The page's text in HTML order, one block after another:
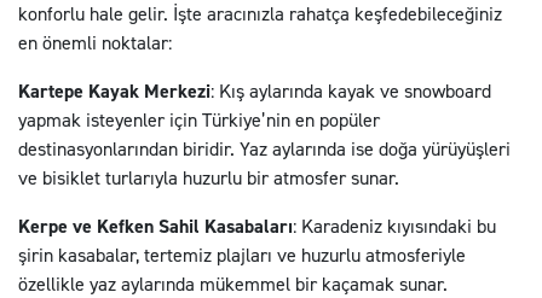
konforlu hale gelir. İşte aracınızla rahatça keşfedebileceğiniz
en önemli noktalar:
Kartepe Kayak Merkezi: Kış aylarında kayak ve snowboard
yapmak isteyenler için Türkiye’nin en popüler
destinasyonlarından biridir. Yaz aylarında ise doğa yürüyüşleri
ve bisiklet turlarıyla huzurlu bir atmosfer sunar.
Kerpe ve Kefken Sahil Kasabaları: Karadeniz kıyısındaki bu
şirin kasabalar, tertemiz plajları ve huzurlu atmosferiyle
özellikle yaz aylarında mükemmel bir kaçamak sunar.